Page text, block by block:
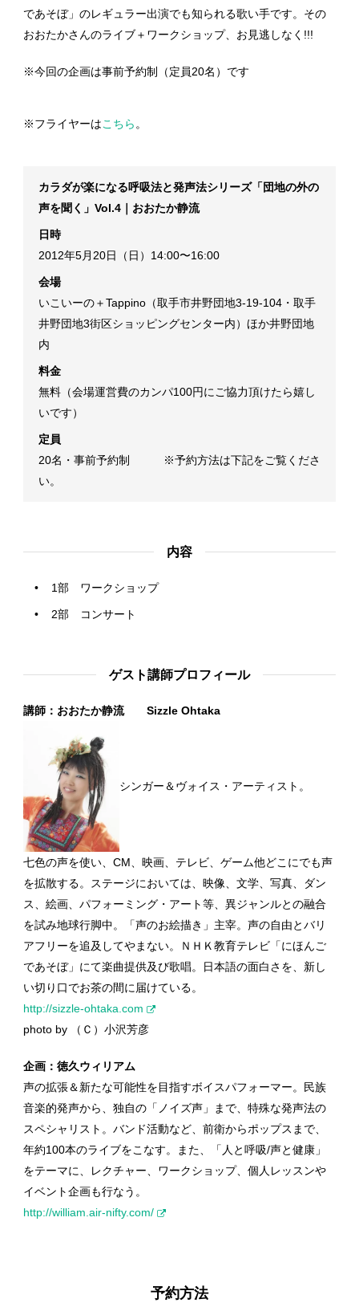
であそぼ」のレギュラー出演でも知られる歌い手です。その
おおたかさんのライブ＋ワークショップ、お見逃しなく!!!
※今回の企画は事前予約制（定員20名）です
※フライヤーはこちら。
カラダが楽になる呼吸法と発声法シリーズ「団地の外の
声を聞く」Vol.4｜おおたか静流
日時
2012年5月20日（日）14:00〜16:00
会場
いこいーの＋Tappino（取手市井野団地3-19-104・取手
井野団地3街区ショッピングセンター内）ほか井野団地
内
料金
無料（会場運営費のカンパ100円にご協力頂けたら嬉し
いです）
定員
20名・事前予約制 ※予約方法は下記をご覧くださ
い。
内容
1部 ワークショップ
2部 コンサート
ゲスト講師プロフィール
講師：おおたか静流 Sizzle Ohtaka
シンガー＆ヴォイス・アーティスト。
七色の声を使い、CM、映画、テレビ、ゲーム他どこにでも声
を拡散する。ステージにおいては、映像、文学、写真、ダン
ス、絵画、パフォーミング・アート等、異ジャンルとの融合
を試み地球行脚中。「声のお絵描き」主宰。声の自由とバリ
アフリーを追及してやまない。ＮＨＫ教育テレビ「にほんご
であそぼ」にて楽曲提供及び歌唱。日本語の面白さを、新し
い切り口でお茶の間に届けている。
http://sizzle-ohtaka.com
photo by （Ｃ）小沢芳彦
企画：徳久ウィリアム
声の拡張＆新たな可能性を目指すボイスパフォーマー。民族
音楽的発声から、独自の「ノイズ声」まで、特殊な発声法の
スペシャリスト。バンド活動など、前衛からポップスまで、
年約100本のライブをこなす。また、「人と呼吸/声と健康」
をテーマに、レクチャー、ワークショップ、個人レッスンや
イベント企画も行なう。
http://william.air-nifty.com/
予約方法